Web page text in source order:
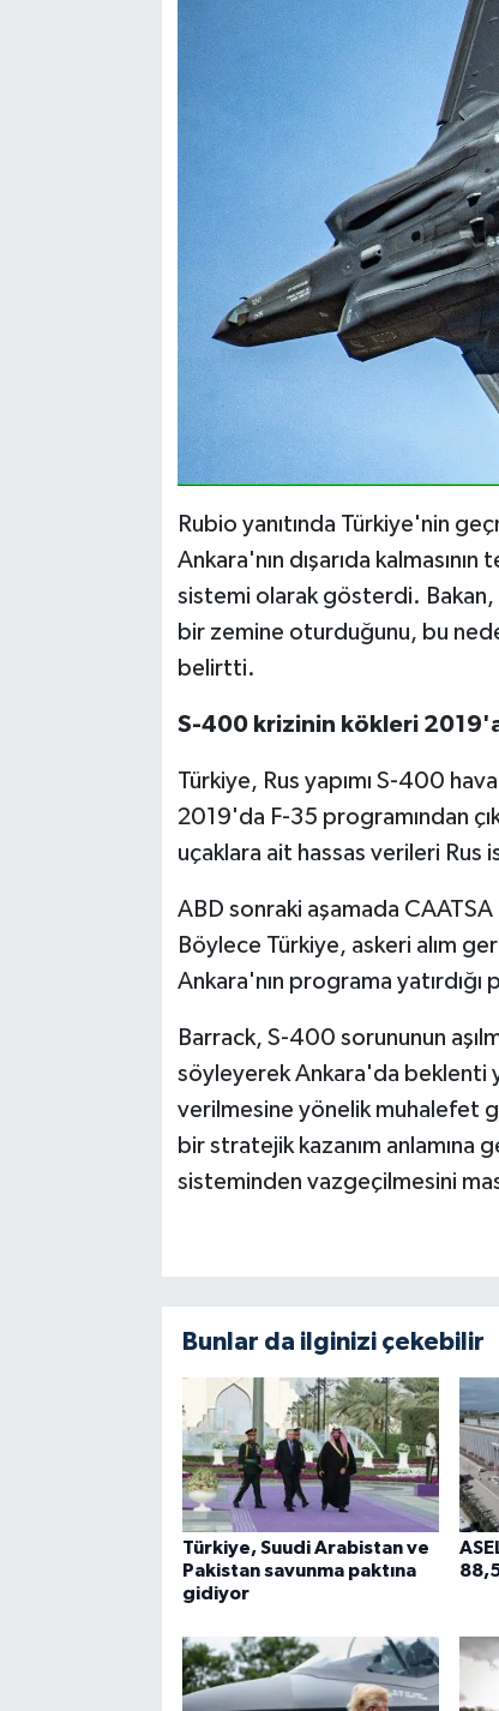
Rubio yanıtında Türkiye'nin
Ankara'nın dışarıda
sistemi olarak gösterdi. Bakan,
bir zemine oturduğunu, bu
belirtti.
S-400 krizinin kökleri
Türkiye, Rus yapımı S-400
2019'da F-35 programından
uçaklara ait hassas verileri Rus
ABD sonraki aşamada CAATSA
Böylece Türkiye, askeri alım
Ankara'nın programa
Barrack, S-400 sorununun
söyleyerek Ankara'da beklenti
verilmesine yönelik muhalefet
bir stratejik kazanım anlamına
sisteminden vazgeçilmesini
Bunlar da ilginizi çekebilir
Türkiye, Suudi Arabistan ve
Pakistan savunma paktına
gidiyor